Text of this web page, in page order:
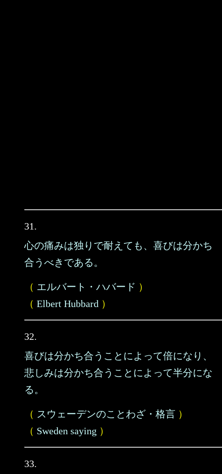
31.
心の痛みは独りで耐えても、喜びは分かち
合うべきである。
（ エルバート・ハバード ）
（ Elbert Hubbard ）
32.
喜びは分かち合うことによって倍になり、
悲しみは分かち合うことによって半分にな
る。
（ スウェーデンのことわざ・格言 ）
（ Sweden saying ）
33.